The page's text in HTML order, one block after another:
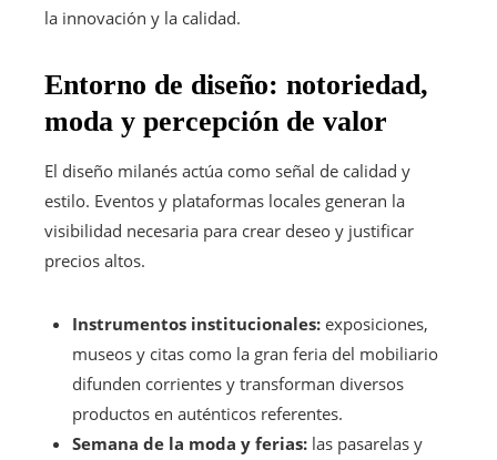
la innovación y la calidad.
Entorno de diseño: notoriedad,
moda y percepción de valor
El diseño milanés actúa como señal de calidad y
estilo. Eventos y plataformas locales generan la
visibilidad necesaria para crear deseo y justificar
precios altos.
Instrumentos institucionales: exposiciones,
museos y citas como la gran feria del mobiliario
difunden corrientes y transforman diversos
productos en auténticos referentes.
Semana de la moda y ferias: las pasarelas y